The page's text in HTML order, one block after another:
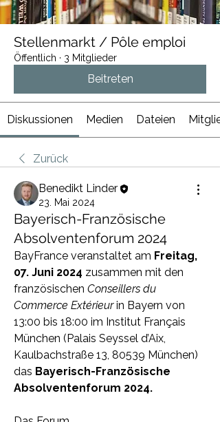
Stellenmarkt / Pôle emploi
Öffentlich · 3 Mitglieder
Beitreten
Diskussionen Medien Dateien
Zurück
Benedikt Linder
23. Mai 2024
Bayerisch-Französische
Absolventenforum 2024
BayFrance veranstaltet am Freitag,
07. Juni 2024 zusammen mit den
französischen Conseillers du
Commerce Extérieur in Bayern von
13:00 bis 18:00 im Institut Français
München (Palais Seyssel d’Aix,
Kaulbachstraße 13, 80539 München)
das Bayerisch-Französische
Absolventenforum 2024.